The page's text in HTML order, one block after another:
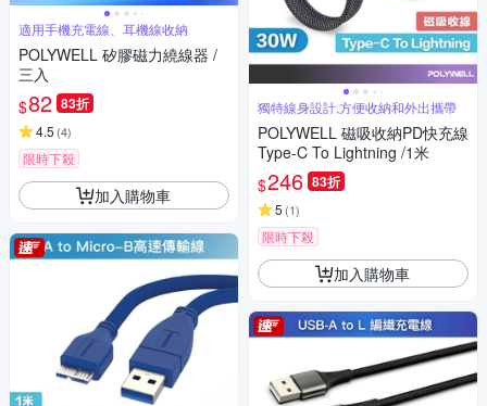
適用手機充電線、耳機線收納
POLYWELL 矽膠磁力繞線器 /
三入
$82 83折
4.5 (4)
限時下殺
加入購物車
獨特線身設計,方便收納和外出攜帶
POLYWELL 磁吸收納PD快充線
Type-C To Lightning /1米
$246 83折
5 (1)
限時下殺
加入購物車